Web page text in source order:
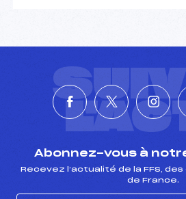
Abonnez-vous à
Recevez l’actualité de la FFS,
de France.